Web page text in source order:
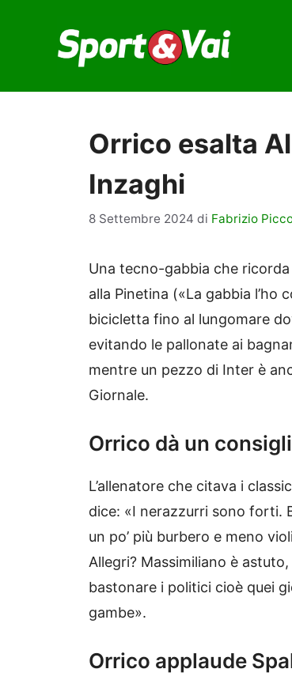
contenuto
Orrico esalta
Inzaghi
8 Settembre 2024 di Fabrizio
Una tecno-gabbia che ricorda
alla Pinetina («La gabbia l’ho
bicicletta fino al lungomare
evitando le pallonate ai
mentre un pezzo di Inter è
Giornale.
Orrico dà un
L’allenatore che citava i
dice: «I nerazzurri sono forti.
un po’ più burbero e meno
Allegri? Massimiliano è
bastonare i politici cioè quei
gambe».
Orrico applaude